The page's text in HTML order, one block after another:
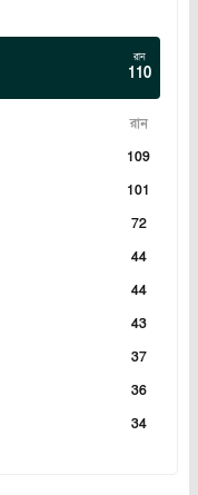
রান
110
রান
109
101
72
44
44
43
37
36
34